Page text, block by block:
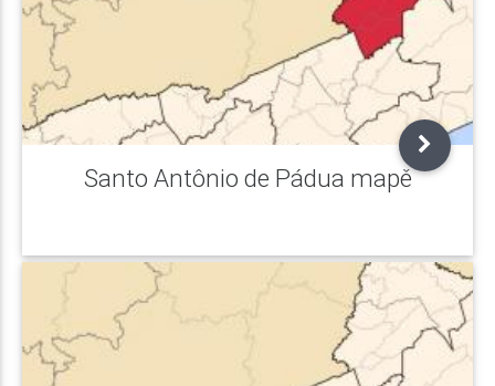
Santo Antônio de Pádua mapě